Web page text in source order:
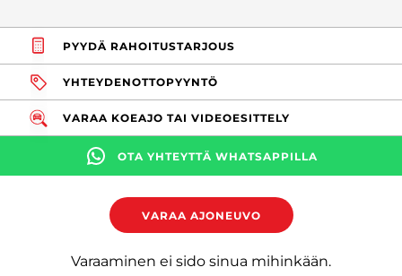
PYYDÄ RAHOITUSTARJOUS
YHTEYDENOTTOPYYNTÖ
VARAA KOEAJO TAI VIDEOESITTELY
OTA YHTEYTTÄ WHATSAPPILLA
VARAA AJONEUVO
Varaaminen ei sido sinua mihinkään.